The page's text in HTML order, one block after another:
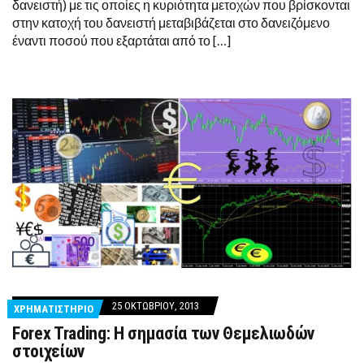
δανειστή) με τις οποίες η κυριότητα μετοχών που βρίσκονται
στην κατοχή του δανειστή μεταβιβάζεται στο δανειζόμενο
έναντι ποσού που εξαρτάται από το […]
ΧΡΗΜΑΤΙΣΤΗΡΙΟ 25 ΟΚΤΩΒΡΊΟΥ, 2013
Forex Trading: Η σημασία των Θεμελιωδών
στοιχείων